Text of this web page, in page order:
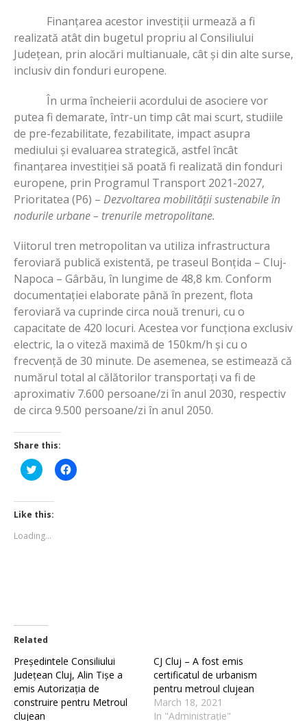
Finanțarea acestor investiții urmează a fi
realizată atât din bugetul propriu al Consiliului
Județean, prin alocări multianuale, cât și din alte surse,
inclusiv din fonduri europene.
În urma încheierii acordului de asociere vor
putea fi demarate, într-un timp cât mai scurt, studiile
de pre-fezabilitate, fezabilitate, impact asupra
mediului şi evaluarea strategică, astfel încât
finanțarea investiției să poată fi realizată din fonduri
europene, prin Programul Transport 2021-2027,
Prioritatea (P6) – Dezvoltarea mobilității sustenabile în
nodurile urbane – trenurile metropolitane.
Viitorul tren metropolitan va utiliza infrastructura
feroviară publică existentă, pe traseul Bonţida – Cluj-
Napoca – Gârbău, în lungime de 48,8 km. Conform
documentației elaborate până în prezent, flota
feroviară va cuprinde circa nouă trenuri, cu o
capacitate de 420 locuri. Acestea vor funcționa exclusiv
electric, la o viteză maximă de 150km/h și cu o
frecvență de 30 minute. De asemenea, se estimează că
numărul total al călătorilor transportați va fi de
aproximativ 7.600 persoane/zi în anul 2030, respectiv
de circa 9.500 persoane/zi în anul 2050.
Share this:
Click
to
Twitter
(Opens
in
window)
Click
to
Like this:
Loading...
Related
Președintele Consiliului
Județean Cluj, Alin Tișe a
emis Autorizația de
construire pentru Metroul
clujean
CJ Cluj – A fost emis
certificatul de urbanism
pentru metroul clujean
March 18, 2021
In "Administrație"